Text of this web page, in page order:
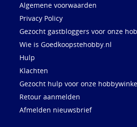
Algemene voorwaarden
Privacy Policy
Gezocht gastbloggers voor onze
Wie is Goedkoopstehobby.nl
Hulp
Klachten
Gezocht hulp voor onze
Retour aanmelden
Afmelden nieuwsbrief